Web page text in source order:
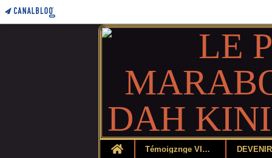
Home
Témoigznge VIDEO